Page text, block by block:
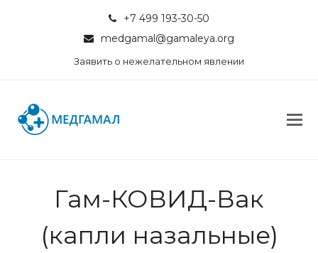
+7 499 193-30-50
medgamal@gamaleya.org
Заявить о нежелательном явлении
Гам-КОВИД-Вак
(капли назальные)